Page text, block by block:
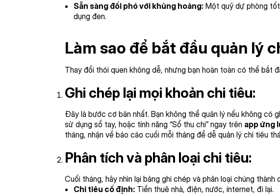
Sẵn sàng đối phó với khủng hoảng: Một quỹ dự phòng
dụng đen.
Làm sao để bắt đầu quản lý
Thay đổi thói quen không dễ, nhưng bạn hoàn toàn có thể bắt
Ghi chép lại mọi khoản chi tiêu:
Đây là bước cơ bản nhất. Bạn không thể quản lý nếu không có
sử dụng sổ tay, hoặc tính năng “Sổ thu chi” ngay trên app ứng
tháng, nhận về báo cáo cuối mỗi tháng để dễ quản lý chi tiêu
Phân tích và phân loại chi tiêu:
Cuối tháng, hãy nhìn lại bảng ghi chép và phân loại chúng thành
Chi tiêu cố định: Tiền thuê nhà, điện, nước, internet, đi lại.